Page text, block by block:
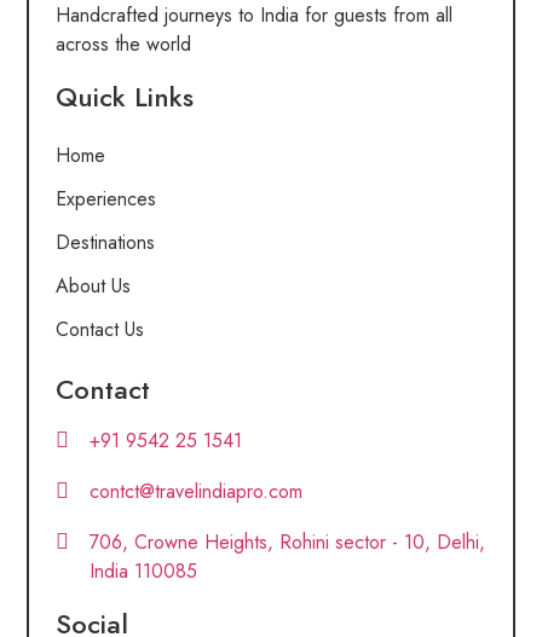
Handcrafted journeys to India for guests from all
across the world
Quick Links
Home
Experiences
Destinations
About Us
Contact Us
Contact
+91 9542 25 1541
contct@travelindiapro.com
706, Crowne Heights, Rohini sector - 10, Delhi,
India 110085
Social